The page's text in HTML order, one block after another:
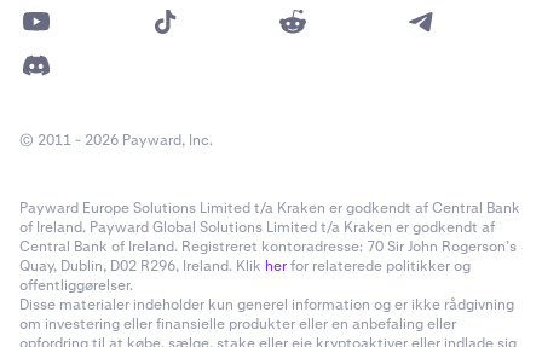
Ethereum (ERC-20)
AERO
Base
Aethir
ATH
© 2011 - 2026 Payward, Inc.
Payward Europe Solutions Limited t/a Kraken er godkendt af Central Bank
of Ireland. Payward Global Solutions Limited t/a Kraken er godkendt af
Central Bank of Ireland. Registreret kontoradresse: 70 Sir John Rogerson’s
Quay, Dublin, D02 R296, Ireland. Klik herfor relaterede politikker og
offentliggørelser.
Disse materialer indeholder kun generel information og er ikke rådgivning
om investering eller finansielle produkter eller en anbefaling eller